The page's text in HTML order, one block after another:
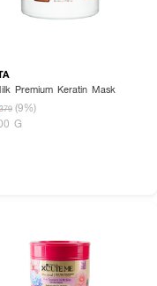
Premium Keratin Mask
(9%)
G